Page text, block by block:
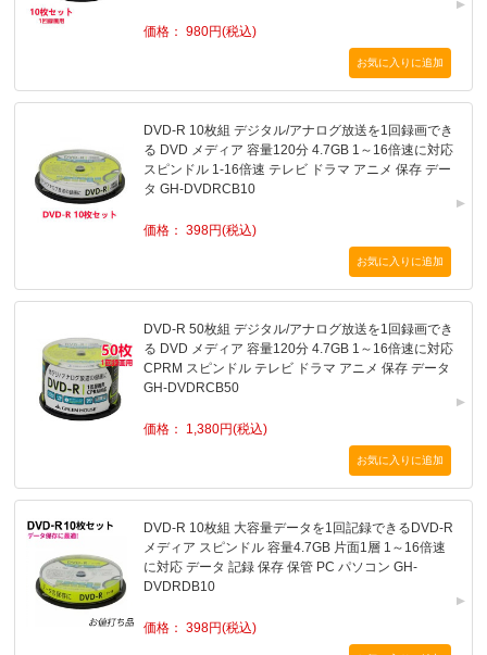
価格： 980円(税込)
DVD-R 10枚組 デジタル/アナログ放送を1回録画でき
る DVD メディア 容量120分 4.7GB 1～16倍速に対応
スピンドル 1-16倍速 テレビ ドラマ アニメ 保存 デー
タ GH-DVDRCB10
価格： 398円(税込)
DVD-R 50枚組 デジタル/アナログ放送を1回録画でき
る DVD メディア 容量120分 4.7GB 1～16倍速に対応
CPRM スピンドル テレビ ドラマ アニメ 保存 データ
GH-DVDRCB50
価格： 1,380円(税込)
DVD-R 10枚組 大容量データを1回記録できるDVD-R
メディア スピンドル 容量4.7GB 片面1層 1～16倍速
に対応 データ 記録 保存 保管 PC パソコン GH-
DVDRDB10
価格： 398円(税込)